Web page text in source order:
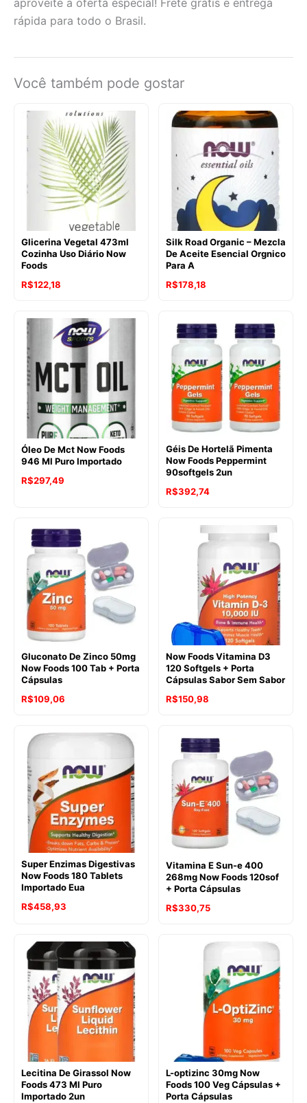
aproveite a oferta especial! Frete grátis e entrega
rápida para todo o Brasil.
Você também pode gostar
Glicerina Vegetal 473ml
Cozinha Uso Diário Now
Foods
R$122,18
Silk Road Organic – Mezcla
De Aceite Esencial Orgnico
Para A
R$178,18
Óleo De Mct Now Foods
946 Ml Puro Importado
R$297,49
Géis De Hortelã Pimenta
Now Foods Peppermint
90softgels 2un
R$392,74
Gluconato De Zinco 50mg
Now Foods 100 Tab + Porta
Cápsulas
R$109,06
Now Foods Vitamina D3
120 Softgels + Porta
Cápsulas Sabor Sem Sabor
R$150,98
Super Enzimas Digestivas
Now Foods 180 Tablets
Importado Eua
R$458,93
Vitamina E Sun-e 400
268mg Now Foods 120sof
+ Porta Cápsulas
R$330,75
Lecitina De Girassol Now
Foods 473 Ml Puro
Importado 2un
L-optizinc 30mg Now
Foods 100 Veg Cápsulas +
Porta Cápsulas